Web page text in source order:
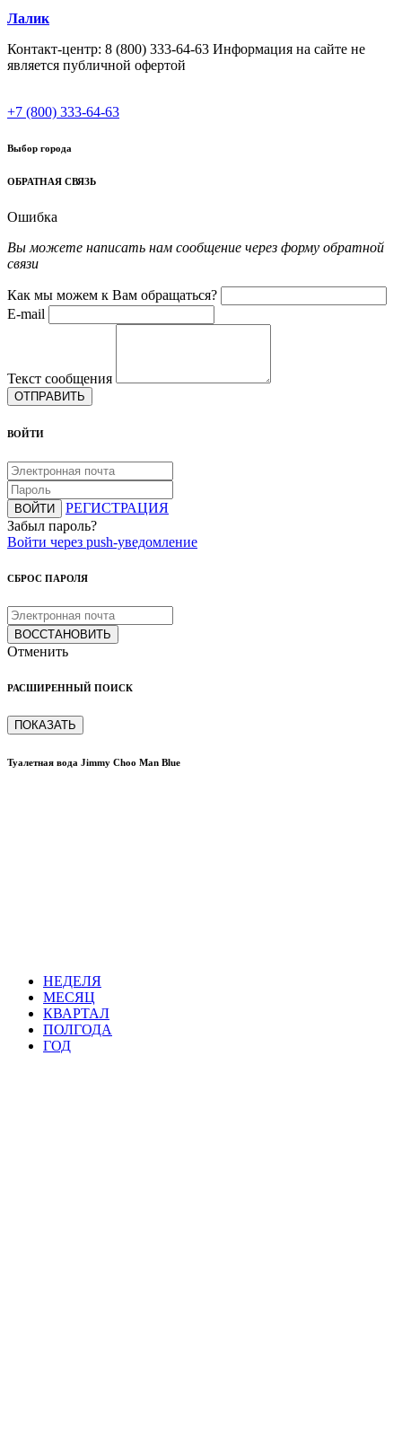
Лалик
Контакт-центр: 8 (800) 333-64-63 Информация на сайте не
является публичной офертой
+7 (800) 333-64-63
Выбор города
ОБРАТНАЯ СВЯЗЬ
Ошибка
Вы можете написать нам сообщение через форму обратной
связи
Как мы можем к Вам обращаться?
E-mail
Текст сообщения
ОТПРАВИТЬ
ВОЙТИ
ВОЙТИ
РЕГИСТРАЦИЯ
Забыл пароль?
Войти через push-уведомление
СБРОС ПАРОЛЯ
ВОССТАНОВИТЬ
Отменить
РАСШИРЕННЫЙ ПОИСК
ПОКАЗАТЬ
Туалетная вода Jimmy Choo Man Blue
НЕДЕЛЯ
МЕСЯЦ
КВАРТАЛ
ПОЛГОДА
ГОД